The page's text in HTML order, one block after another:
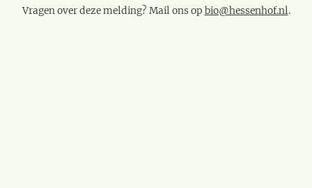
Vragen over deze melding? Mail ons op bio@hessenhof.nl.